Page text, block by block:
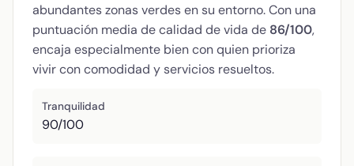
abundantes zonas verdes en su entorno. Con una
puntuación media de calidad de vida de 86/100,
encaja especialmente bien con quien prioriza
vivir con comodidad y servicios resueltos.
Tranquilidad
90/100